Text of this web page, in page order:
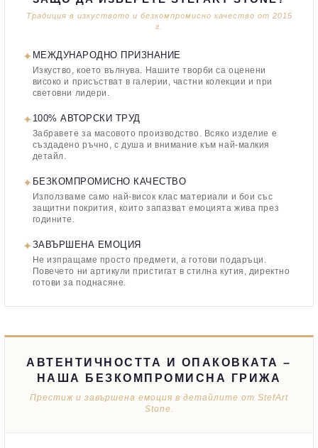
Традиция в изкуството и безкомпромисно качество от 2015
г.
✦ МЕЖДУНАРОДНО ПРИЗНАНИЕ
Изкуство, което вълнува. Нашите творби са оценени
високо и присъстват в галерии, частни колекции и при
световни лидери.
✦ 100% АВТОРСКИ ТРУД
Забравете за масовото производство. Всяко изделие е
създадено ръчно, с душа и внимание към най-малкия
детайл.
✦ БЕЗКОМПРОМИСНО КАЧЕСТВО
Използваме само най-висок клас материали и бои със
защитни покрития, които запазват емоцията жива през
годините.
✦ЗАВЪРШЕНА ЕМОЦИЯ
Не изпращаме просто предмети, а готови подаръци.
Повечето ни артикули пристигат в стилна кутия, директно
готови за поднасяне.
АВТЕНТИЧНОСТТА И ОПАКОВКАТА –
НАША БЕЗКОМПРОМИСНА ГРИЖА
Престиж и завършена емоция в детайлите от StefArt
Stone.